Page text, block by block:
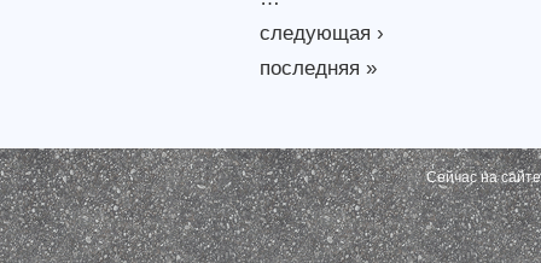
следующая ›
последняя »
Сейчас на